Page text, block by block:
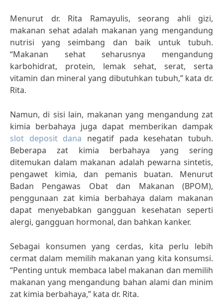
Menurut dr. Rita Ramayulis, seorang ahli gizi,
makanan sehat adalah makanan yang mengandung
nutrisi yang seimbang dan baik untuk tubuh.
“Makanan sehat seharusnya mengandung
karbohidrat, protein, lemak sehat, serat, serta
vitamin dan mineral yang dibutuhkan tubuh,” kata dr.
Rita.
Namun, di sisi lain, makanan yang mengandung zat
kimia berbahaya juga dapat memberikan dampak
slot deposit dana negatif pada kesehatan tubuh.
Beberapa zat kimia berbahaya yang sering
ditemukan dalam makanan adalah pewarna sintetis,
pengawet kimia, dan pemanis buatan. Menurut
Badan Pengawas Obat dan Makanan (BPOM),
penggunaan zat kimia berbahaya dalam makanan
dapat menyebabkan gangguan kesehatan seperti
alergi, gangguan hormonal, dan bahkan kanker.
Sebagai konsumen yang cerdas, kita perlu lebih
cermat dalam memilih makanan yang kita konsumsi.
“Penting untuk membaca label makanan dan memilih
makanan yang mengandung bahan alami dan minim
zat kimia berbahaya,” kata dr. Rita.